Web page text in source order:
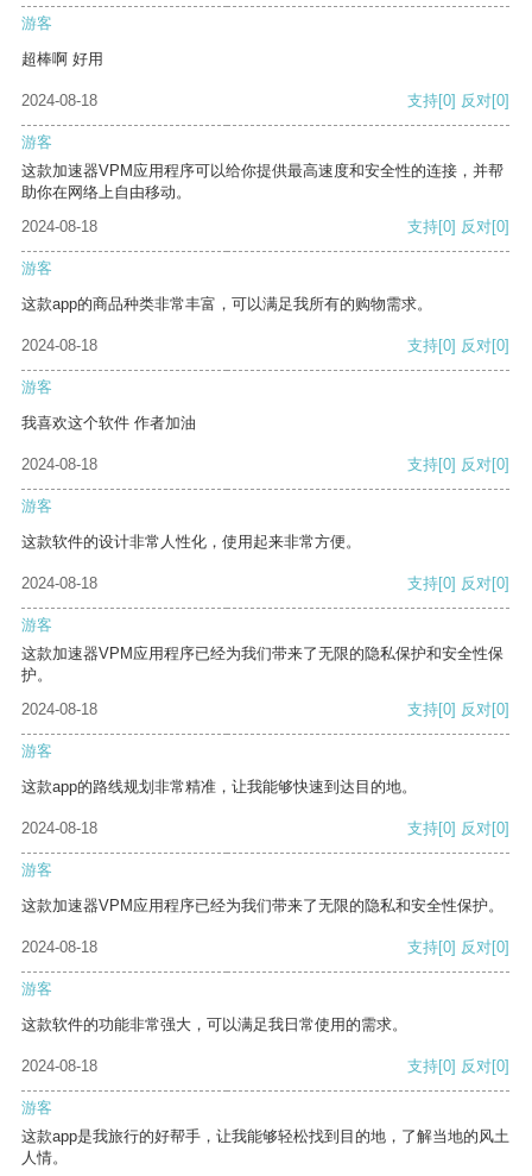
游客
超棒啊 好用
2024-08-18 支持[0] 反对[0]
游客
这款加速器VPM应用程序可以给你提供最高速度和安全性的连接，并帮
助你在网络上自由移动。
2024-08-18
支持[0] 反对[0]
游客
这款app的商品种类非常丰富，可以满足我所有的购物需求。
2024-08-18 支持[0] 反对[0]
游客
我喜欢这个软件 作者加油
2024-08-18 支持[0] 反对[0]
游客
这款软件的设计非常人性化，使用起来非常方便。
2024-08-18 支持[0] 反对[0]
游客
这款加速器VPM应用程序已经为我们带来了无限的隐私保护和安全性保
护。
2024-08-18
支持[0] 反对[0]
游客
这款app的路线规划非常精准，让我能够快速到达目的地。
2024-08-18 支持[0] 反对[0]
游客
这款加速器VPM应用程序已经为我们带来了无限的隐私和安全性保护。
2024-08-18 支持[0] 反对[0]
游客
这款软件的功能非常强大，可以满足我日常使用的需求。
2024-08-18 支持[0] 反对[0]
游客
这款app是我旅行的好帮手，让我能够轻松找到目的地，了解当地的风土
人情。